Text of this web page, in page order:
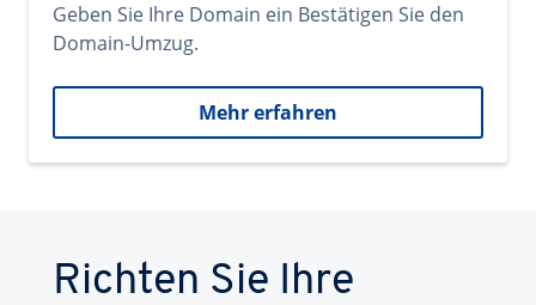
Geben Sie Ihre Domain ein Bestätigen Sie den
Domain-Umzug.
Mehr erfahren
Richten Sie Ihre